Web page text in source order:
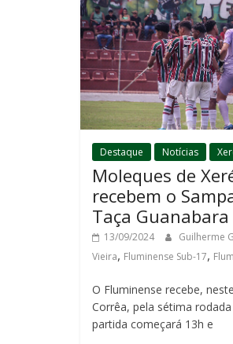
Destaque Notícias
Moleques de
recebem o
Taça Guanabara
13/09/2024 Guilherme
Vieira, Fluminense Sub-17,
O Fluminense recebe,
Corrêa, pela sétima
partida começará 13h e